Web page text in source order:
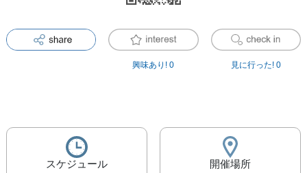
興味あり! 0 見に行った! 0
スケジュール 開催場所